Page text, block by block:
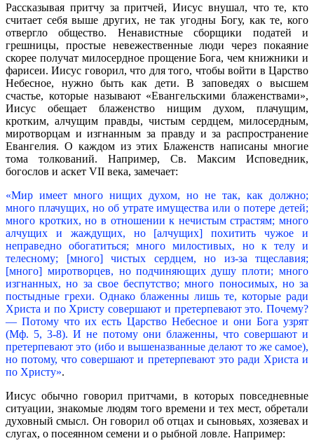
Рассказывая притчу за притчей, Иисус внушал, что те, кто
считает себя выше других, не так угодны Богу, как те, кого
отвергло общество. Ненавистные сборщики податей и
грешницы, простые невежественные люди через покаяние
скорее получат милосердное прощение Бога, чем книжники и
фарисеи. Иисус говорил, что для того, чтобы войти в Царство
Небесное, нужно быть как дети. В заповедях о высшем
счастье, которые называют «Евангельскими блаженствами»,
Иисус обещает блаженство нищим духом, плачущим,
кротким, алчущим правды, чистым сердцем, милосердным,
миротворцам и изгнанным за правду и за распространение
Евангелия. О каждом из этих Блаженств написаны многие
тома толкований. Например, Св. Максим Исповедник,
богослов и аскет VII века, замечает:
«Мир имеет много нищих духом, но не так, как должно;
много плачущих, но об утрате имущества или о потере детей;
много кротких, но в отношении к нечистым страстям; много
алчущих и жаждущих, но [алчущих] похитить чужое и
неправедно обогатиться; много милостивых, но к телу и
телесному; [много] чистых сердцем, но из-за тщеславия;
[много] миротворцев, но подчиняющих душу плоти; много
изгнанных, но за свое беспутство; много поносимых, но за
постыдные грехи. Однако блаженны лишь те, которые ради
Христа и по Христу совершают и претерпевают это. Почему?
— Потому что их есть Царство Небесное и они Бога узрят
(Мф. 5, 3-8). И не потому они блаженны, что совершают и
претерпевают это (ибо и вышеназванные делают то же самое),
но потому, что совершают и претерпевают это ради Христа и
по Христу».
Иисус обычно говорил притчами, в которых повседневные
ситуации, знакомые людям того времени и тех мест, обретали
духовный смысл. Он говорил об отцах и сыновьях, хозяевах и
слугах, о посеянном семени и о рыбной ловле. Например: